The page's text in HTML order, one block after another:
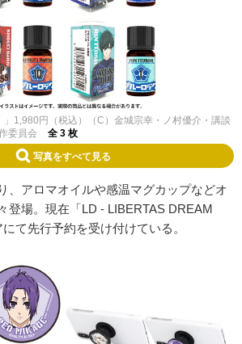
」1,980円（税込）（C）金城宗幸・ノ村優介・講談
委員会
全 3 枚
写真をすべて見る
、アロマオイルや感温マグカップなどオ
登場。現在「LD - LIBERTAS DREAM
て先行予約を受け付けている。